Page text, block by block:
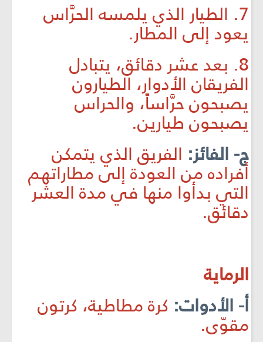
7. الطيار الذي يلمسه الحرَّاس
يعود إلى المطار.
8. بعد عشر دقائق، يتبادل
الفريقان الأدوار، الطيارون
يصبحون حرَّاساً، والحراس
يصبحون طيارين.
ج- الفائز: الفريق الذي يتمكن
أفراده من العودة إلى مطاراتهم
التي بدأوا منها في مدة العشر
دقائق.
الرماية
أ- الأدوات: كرة مطاطية، كرتون
مقوّى.